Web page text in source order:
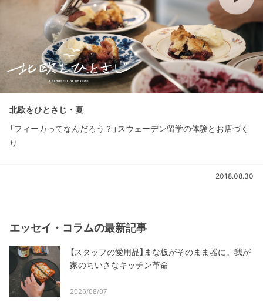
北欧をひとさじ・夏
「フィーカってなんだろう？」スウェーデン留学の体験とお店づく
り
2018.08.30
エッセイ・コラムの最新記事
【スタッフの愛用品】まな板がそのまま器に。我が
家のちいさなキッチン革命
2026/08/07